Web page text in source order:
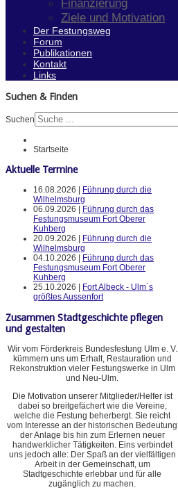
Finanzierung
Ziele und Motivation
Der Festungsweg
Forum
Publikationen
Kontakt
Links
Suchen & Finden
Suchen
Startseite
Aktuelle Termine
16.08.2026 |
Führung durch die
Wilhelmsburg
06.09.2026 |
Führung durch das
Festungsmuseum Fort Oberer
Kuhberg
20.09.2026 |
Führung durch die
Wilhelmsburg
04.10.2026 |
Führung durch das
Festungsmuseum Fort Oberer
Kuhberg
25.10.2026 |
Fort Albeck - Ulm`s
größtes Aussenfort
Zusammen Stadtgeschichte pflegen
und gestalten
Wir vom Förderkreis Bundesfestung Ulm e. V.
kümmern uns um Erhalt, Restauration und
Rekonstruktion vieler Festungswerke in Ulm
und Neu-Ulm.
Die Motivation unserer Mitglieder/Helfer ist
dabei so breitgefächert wie die Vereine,
welche die Festung beherbergt. Sie reicht
vom Interesse an der historischen Bedeutung
der Anlage bis hin zum Erlernen neuer
handwerklicher Tätigkeiten. Eins verbindet
uns jedoch alle: Der Spaß an der vielfältigen
Arbeit in der Gemeinschaft, um
Stadtgeschichte erlebbar und für alle
zugänglich zu machen.